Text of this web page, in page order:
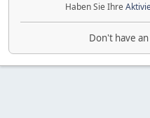
Haben Sie Ihre
Don't have